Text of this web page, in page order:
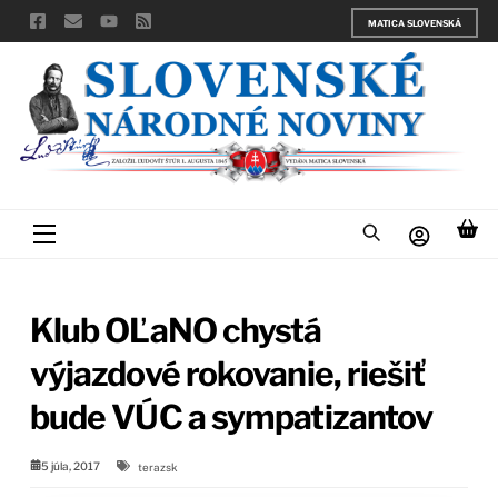
Skip
to
content
MATICA SLOVENSKÁ
Menu
Klub OĽaNO chystá
výjazdové rokovanie, riešiť
bude VÚC a sympatizantov
5 júla, 2017 terazsk